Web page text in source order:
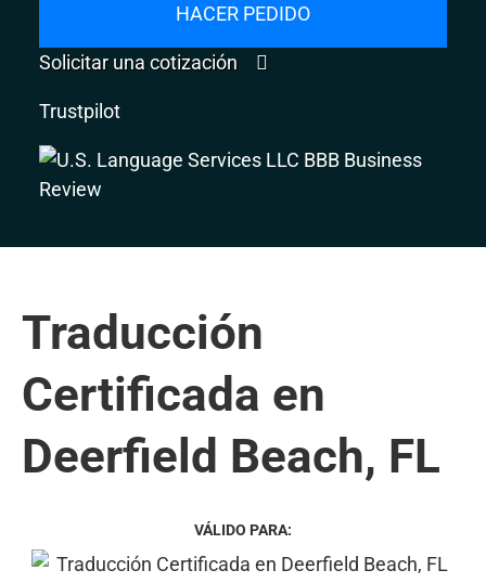
HACER PEDIDO
Solicitar una cotización
Trustpilot
Traducción
Certificada en
Deerfield Beach, FL
VÁLIDO PARA: